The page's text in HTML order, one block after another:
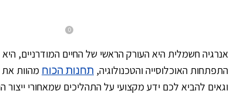
0
אנרגיה חשמלית היא העורק הראשי של החיים המודרניים,
התפתחות האוכלוסייה והטכנולוגיה, תחנות הכוח
וגאים להביא לכם ידע מקצועי על התהליכים שמאחורי ייצור